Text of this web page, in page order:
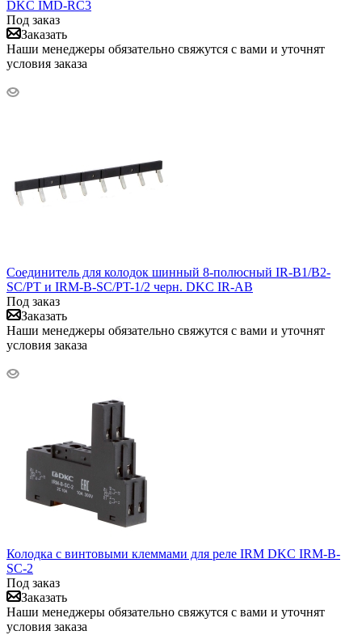
DKC IMD-RC3
Под заказ
Заказать
Наши менеджеры обязательно свяжутся с вами и уточнят
условия заказа
Соединитель для колодок шинный 8-полюсный IR-B1/B2-
SC/PT и IRM-B-SC/PT-1/2 черн. DKC IR-AB
Под заказ
Заказать
Наши менеджеры обязательно свяжутся с вами и уточнят
условия заказа
Колодка с винтовыми клеммами для реле IRM DKC IRM-B-
SC-2
Под заказ
Заказать
Наши менеджеры обязательно свяжутся с вами и уточнят
условия заказа